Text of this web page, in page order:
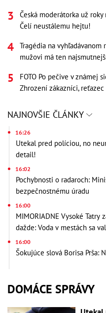
Česká moderátorka už
Čelí neustálemu hejtu!
Tragédia na
mužovi má ten
FOTO Po pečive v známej
Zhrození zákazníci,
NAJNOVŠIE ČLÁNKY
16:26
Utekal pred políciou, no
detail!
16:02
Pochybnosti o radaroch:
bezpečnostnému úradu
16:00
MIMORIADNE Vysoké
dažde: Voda v mestách sa
16:00
Šokujúce slová Borisa Prša:
DOMÁCE SPRÁVY